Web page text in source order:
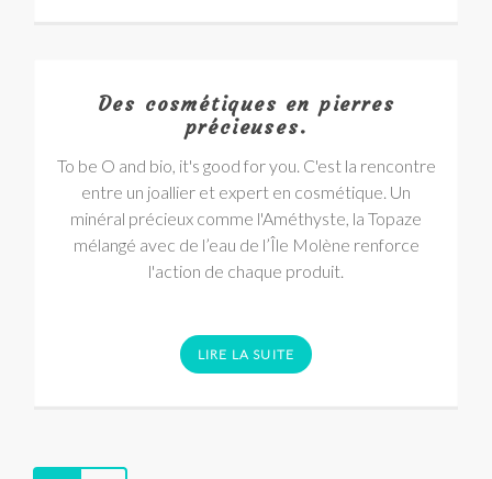
Des cosmétiques en pierres
précieuses.
To be O and bio, it's good for you. C'est la rencontre
entre un joallier et expert en cosmétique. Un
minéral précieux comme l'Améthyste, la Topaze
mélangé avec de l’eau de l’Île Molène renforce
l'action de chaque produit.
LIRE LA SUITE